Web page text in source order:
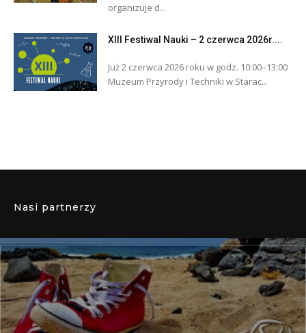
organizuje d...
XIII Festiwal Nauki – 2 czerwca 2026r....
Już 2 czerwca 2026 roku w godz. 10:00–13:00
Muzeum Przyrody i Techniki w Starac...
Nasi partnerzy